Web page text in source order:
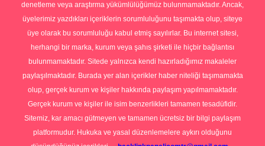
denetleme veya araştırma yükümlülüğümüz bulunmamaktadır. Ancak,
üyelerimiz yazdıkları içeriklerin sorumluluğunu taşımakta olup, siteye
üye olarak bu sorumluluğu kabul etmiş sayılırlar. Bu internet sitesi,
herhangi bir marka, kurum veya şahıs şirketi ile hiçbir bağlantısı
bulunmamaktadır. Sitede yalnızca kendi hazırladığımız makaleler
paylaşılmaktadır. Burada yer alan içerikler haber niteliği taşımamakta
olup, gerçek kurum ve kişiler hakkında paylaşım yapılmamaktadır.
Gerçek kurum ve kişiler ile isim benzerlikleri tamamen tesadüfidir.
Sitemiz, kar amacı gütmeyen ve tamamen ücretsiz bir bilgi paylaşım
platformudur. Hukuka ve yasal düzenlemelere aykırı olduğunu